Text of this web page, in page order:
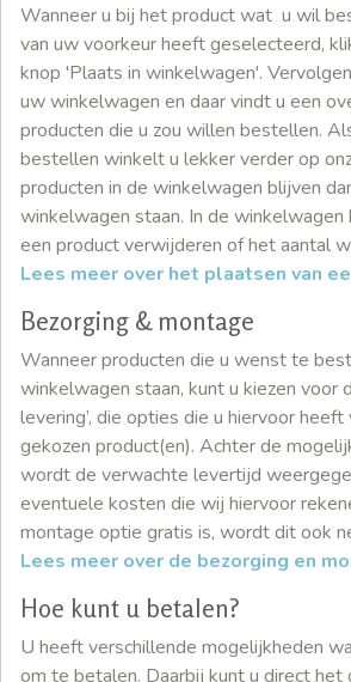
Wanneer u bij het product wat u wil
van uw voorkeur heeft geselecteerd,
knop 'Plaats in winkelwagen'.
uw winkelwagen en daar vindt u een
producten die u zou willen bestellen.
bestellen winkelt u lekker verder op
producten in de winkelwagen blijven
winkelwagen staan. In de winkelwagen
een product verwijderen of het aantal
Lees meer over het plaatsen van
Bezorging & montage
Wanneer producten die u wenst te
winkelwagen staan, kunt u kiezen voor
levering’, die opties die u hiervoor
gekozen product(en). Achter de
wordt de verwachte levertijd
eventuele kosten die wij hiervoor
montage optie gratis is, wordt dit ook
Lees meer over de bezorging en
Hoe kunt u betalen?
U heeft verschillende mogelijkheden
om te betalen. Daarbij kunt u direct het